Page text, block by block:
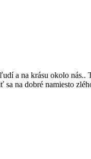
a na krásu okolo nás..
na dobré namiesto